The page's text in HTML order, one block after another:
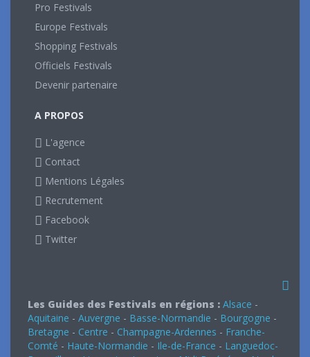
Pro Festivals
Europe Festivals
Shopping Festivals
Officiels Festivals
Devenir partenaire
A PROPOS
L'agence
Contact
Mentions Légales
Recrutement
Facebook
Twitter
Les Guides des Festivals en régions : Alsace -
Aquitaine - Auvergne - Basse-Normandie - Bourgogne -
Bretagne - Centre - Champagne-Ardennes - Franche-
Comté - Haute-Normandie - Ile-de-France - Languedoc-